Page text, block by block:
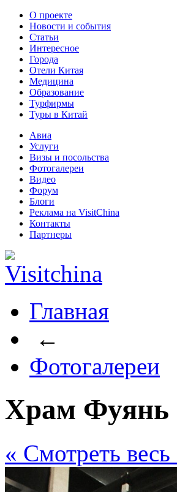
О проекте
Новости и события
Статьи
Интересное
Города
Отели Китая
Медицина
Образование
Турфирмы
Туры в Китай
Авиа
Услуги
Визы и посольства
Фотогалереи
Видео
Форум
Блоги
Реклама на VisitChina
Контакты
Партнеры
Главная
←
Фотогалереи
Храм Фуянь
« Cмотреть